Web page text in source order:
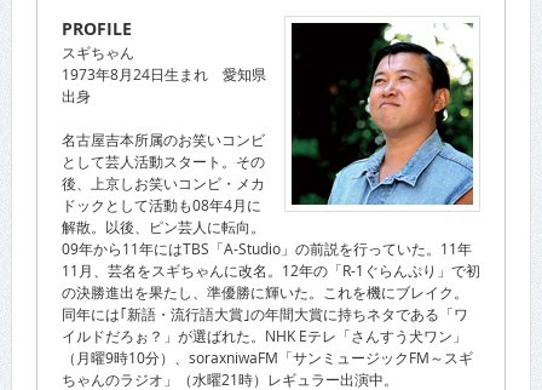
PROFILE
スギちゃん
1973年8月24日生まれ 愛知県
出身
名古屋吉本所属のお笑いコンビ
として芸人活動スタート。その
後、上京しお笑いコンビ・メカ
ドックとして活動も08年4月に
解散。以後、ピン芸人に転向。
09年から11年にはTBS「A-Studio」の前説を行っていた。11年
11月、芸名をスギちゃんに改名。12年の「R-1ぐらんぷり」で初
の決勝進出を果たし、準優勝に輝いた。これを機にブレイク。
同年には｢新語・流行語大賞｣の年間大賞に持ちネタである「ワ
イルドだろぉ？」が選ばれた。NHK Eテレ「さんすう犬ワン」
（月曜9時10分）、soraxniwaFM「サンミュージックFM～スギ
ちゃんのラジオ」（水曜21時）レギュラー出演中。